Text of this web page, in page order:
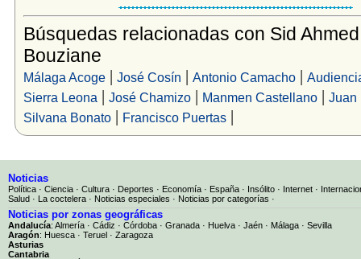
Búsquedas relacionadas con Sid Ahmed
Bouziane
Málaga Acoge| José Cosín | Antonio Camacho|
Sierra Leona | José Chamizo| Manmen Castellano| Juan
Silvana Bonato| Francisco Puertas|
Noticias
Política · Ciencia · Cultura · Deportes · Economía · España · Insólito · Internet ·
Salud · La coctelera · Noticias especiales · Noticias por categorías ·
Noticias por zonas geográficas
Andalucía: Almería · Cádiz · Córdoba · Granada · Huelva · Jaén · Málaga · Sevilla
Aragón: Huesca · Teruel · Zaragoza
Asturias
Cantabria